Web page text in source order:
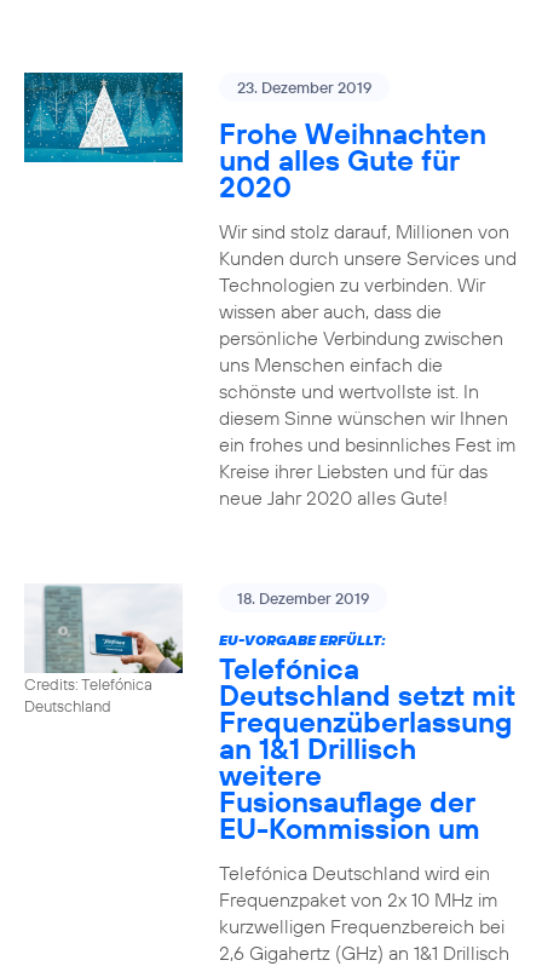
23. Dezember 2019
Frohe Weihnachten
und alles Gute für
2020
Wir sind stolz darauf, Millionen von
Kunden durch unsere Services und
Technologien zu verbinden. Wir
wissen aber auch, dass die
persönliche Verbindung zwischen
uns Menschen einfach die
schönste und wertvollste ist. In
diesem Sinne wünschen wir Ihnen
ein frohes und besinnliches Fest im
Kreise ihrer Liebsten und für das
neue Jahr 2020 alles Gute!
Credits: Telefónica
Deutschland
18. Dezember 2019
EU-VORGABE ERFÜLLT:
Telefónica
Deutschland setzt mit
Frequenzüberlassung
an 1&1 Drillisch
weitere
Fusionsauflage der
EU-Kommission um
Telefónica Deutschland wird ein
Frequenzpaket von 2x 10 MHz im
kurzwelligen Frequenzbereich bei
2,6 Gigahertz (GHz) an 1&1 Drillisch